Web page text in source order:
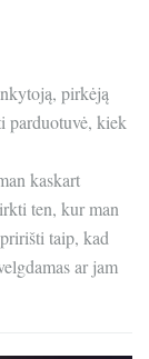
pirkėją
parduotuvė, kiek
kaskart
ten, kur man
taip, kad
ar jam